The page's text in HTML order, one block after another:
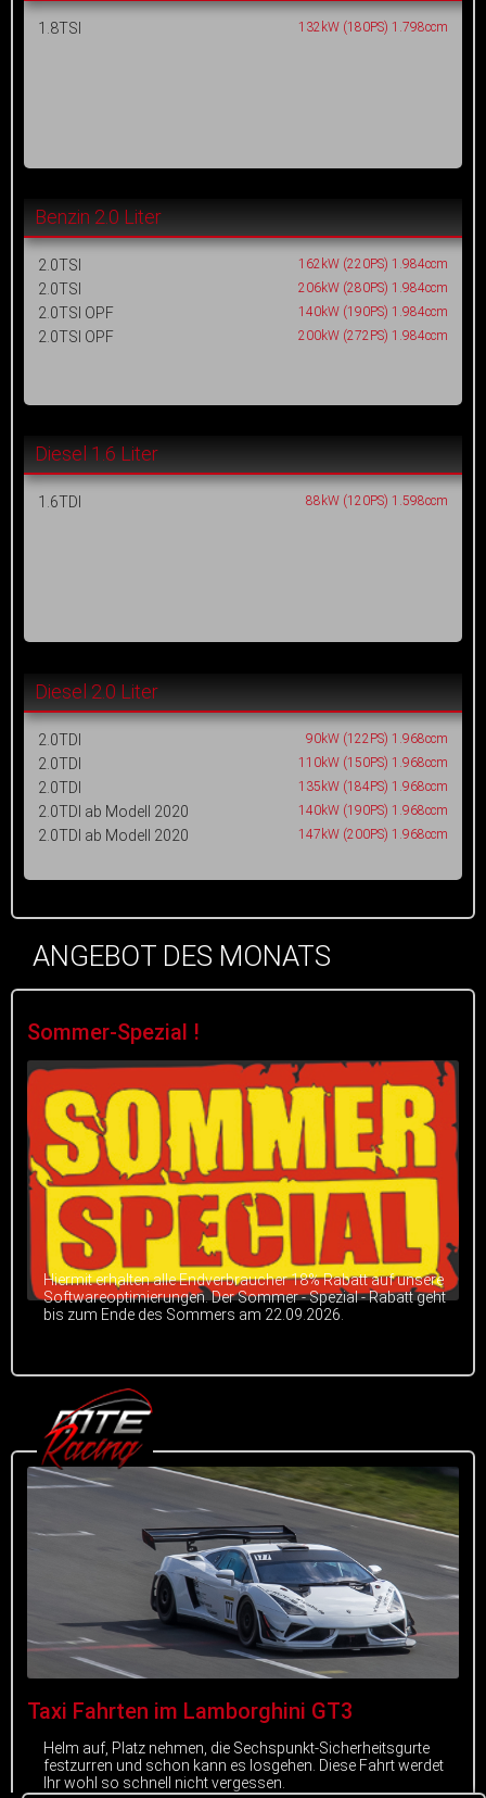
1.8TSI 132kW (180PS) 1.798ccm
Benzin 2.0 Liter
2.0TSI 162kW (220PS) 1.984ccm
2.0TSI 206kW (280PS) 1.984ccm
2.0TSI OPF 140kW (190PS) 1.984ccm
2.0TSI OPF 200kW (272PS) 1.984ccm
Diesel 1.6 Liter
1.6TDI 88kW (120PS) 1.598ccm
Diesel 2.0 Liter
2.0TDI 90kW (122PS) 1.968ccm
2.0TDI 110kW (150PS) 1.968ccm
2.0TDI 135kW (184PS) 1.968ccm
2.0TDI ab Modell 2020 140kW (190PS) 1.968ccm
2.0TDI ab Modell 2020 147kW (200PS) 1.968ccm
ANGEBOT DES MONATS
Sommer-Spezial !
Hiermit erhalten alle Endverbraucher 18% Rabatt auf unsere
Softwareoptimierungen. Der Sommer - Spezial - Rabatt geht
bis zum Ende des Sommers am 22.09.2026.
Taxi Fahrten im Lamborghini GT3
Helm auf, Platz nehmen, die Sechspunkt-Sicherheitsgurte
festzurren und schon kann es losgehen. Diese Fahrt werdet
Ihr wohl so schnell nicht vergessen.